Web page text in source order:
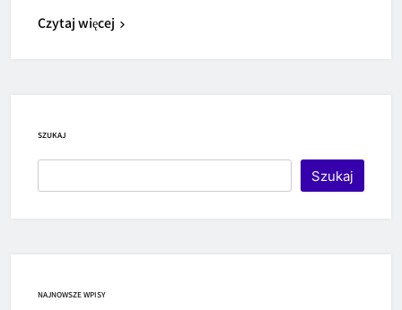
Czytaj więcej
SZUKAJ
Szukaj
NAJNOWSZE WPISY